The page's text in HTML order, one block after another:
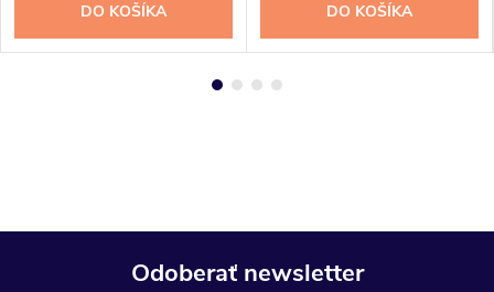
DO KOŠÍKA DO KOŠÍKA
Odoberať newsletter